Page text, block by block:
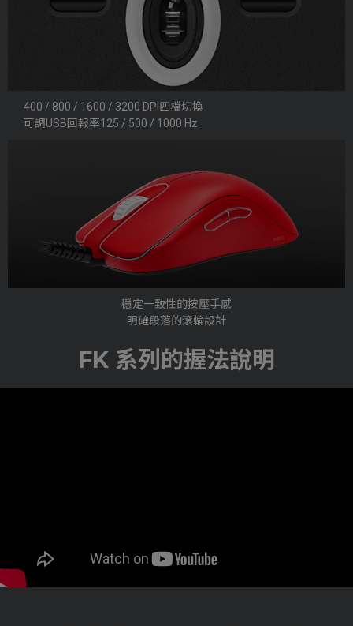
400 / 800 / 1600 / 3200 DPI四檔切換
可調USB回報率125 / 500 / 1000 Hz
穩定一致性的按壓手感
明確段落的滾輪設計
FK 系列的握法說明